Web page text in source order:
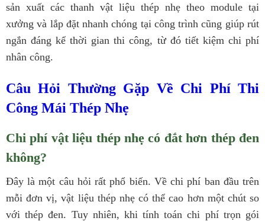
sản xuất các thanh vật liệu thép nhẹ theo module tại
xưởng và lắp đặt nhanh chóng tại công trình cũng giúp rút
ngắn đáng kể thời gian thi công, từ đó tiết kiệm chi phí
nhân công.
Câu Hỏi Thường Gặp Về Chi Phí Thi
Công Mái Thép Nhẹ
Chi phí vật liệu thép nhẹ có đắt hơn thép đen
không?
Đây là một câu hỏi rất phổ biến. Về chi phí ban đầu trên
mỗi đơn vị, vật liệu thép nhẹ có thể cao hơn một chút so
với thép đen. Tuy nhiên, khi tính toán chi phí trọn gói